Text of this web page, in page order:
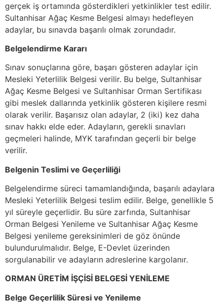
gerçek iş ortamında gösterdikleri yetkinlikler test edilir.
Sultanhisar Ağaç Kesme Belgesi almayı hedefleyen
adaylar, bu sınavda başarılı olmak zorundadır.
Belgelendirme Kararı
Sınav sonuçlarına göre, başarı gösteren adaylar için
Mesleki Yeterlilik Belgesi verilir. Bu belge, Sultanhisar
Ağaç Kesme Belgesi ve Sultanhisar Orman Sertifikası
gibi meslek dallarında yetkinlik gösteren kişilere resmi
olarak verilir. Başarısız olan adaylar, 2 (iki) kez daha
sınav hakkı elde eder. Adayların, gerekli sınavları
geçmeleri halinde, MYK tarafından geçerli bir belge
verilir.
Belgenin Teslimi ve Geçerliliği
Belgelendirme süreci tamamlandığında, başarılı adaylara
Mesleki Yeterlilik Belgesi teslim edilir. Belge, genellikle 5
yıl süreyle geçerlidir. Bu süre zarfında, Sultanhisar
Orman Belgesi Yenileme ve Sultanhisar Ağaç Kesme
Belgesi yenileme gereksinimleri de göz önünde
bulundurulmalıdır. Belge, E-Devlet üzerinden
sorgulanabilir ve adayların adreslerine kargolanır.
ORMAN ÜRETİM İŞÇİSİ BELGESİ YENİLEME
Belge Geçerlilik Süresi ve Yenileme